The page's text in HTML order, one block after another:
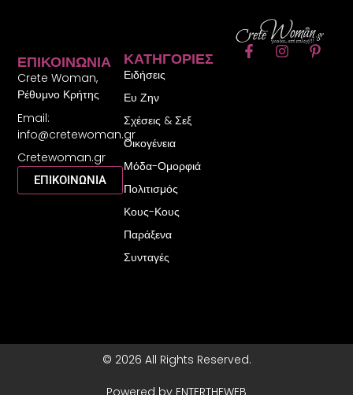
F
a
I
P
ΚΑΤΗΓΟΡΊΕΣ
Ειδήσεις
Ευ Ζην
Σχέσεις & Σεξ
Οικογένεια
Μόδα-Ομορφιά
Πολιτισμός
Κους-Κους
Παράξενα
Συνταγές
ΕΠΙΚΟΙΝΩΝΊΑ
Crete Woman,
Ρέθυμνο Κρήτης
Email:
info@cretewoman.gr
Cretewoman.gr
ΕΠΙΚΟΙΝΩΝΙΑ
© 2026 All Rights Reserved.